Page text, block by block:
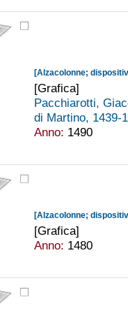
[Grafica]
Pacchiarotti,
di Martino, 1439-
Anno: 1490
[Grafica]
Anno: 1480